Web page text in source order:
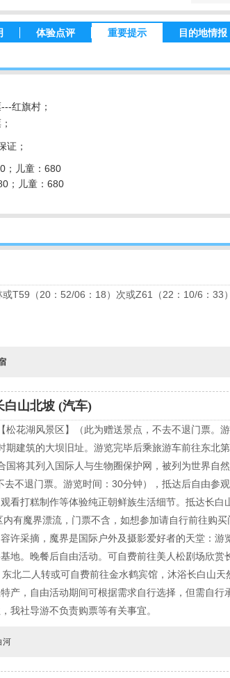
体验点评 重要提示 目的地情报
红旗村；
证；
；儿童：680
；儿童：680
T59（20：52/06：18）次或Z61（22：10/6：33
白山北坡 (汽车)
花湖风景区】（此为赠送景点，不去不退门票。
期建筑的大坝旧址。游览完毕后乘旅游车前往东
国将其列入国际人与生物圈保护网，被列为世界
不退门票。游览时间：30分钟），抵达后自由参
看打糕制作等体验纯正朝鲜族生活细节。抵达长
有魔界漂流，门票不含，如想参加请自行前往购
许采摘，魔界是国际户外及摄影爱好者的天堂：
地。晚餐后自由活动。可自费前往美人松剧场欣
北二人转或可自费前往金水鹤宾馆，沐浴长白山
产，自由活动期间可根据需求自行选择，但需自
我社导游不负责购票等有关事宜。
河